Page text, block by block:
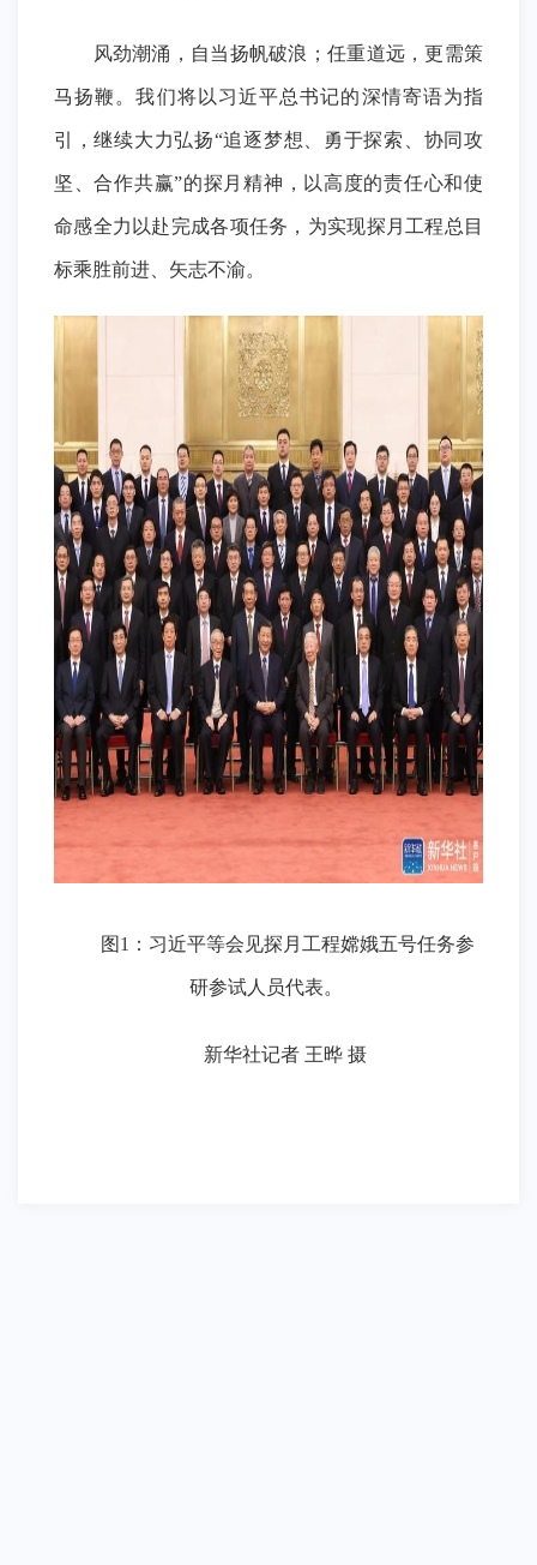
风劲潮涌，自当扬帆破浪；任重道远，更需策
马扬鞭。我们将以习近平总书记的深情寄语为指
引，继续大力弘扬“追逐梦想、勇于探索、协同攻
坚、合作共赢”的探月精神，以高度的责任心和使
命感全力以赴完成各项任务，为实现探月工程总目
标乘胜前进、矢志不渝。
图 1 ：习近平等会见探月工程嫦娥五号任务参
研参试人员代表。
新华社记者 王晔 摄